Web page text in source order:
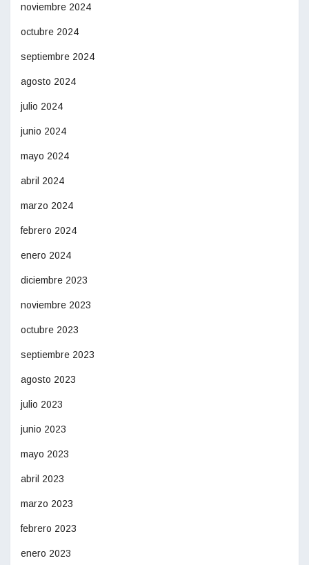
noviembre 2024
octubre 2024
septiembre 2024
agosto 2024
julio 2024
junio 2024
mayo 2024
abril 2024
marzo 2024
febrero 2024
enero 2024
diciembre 2023
noviembre 2023
octubre 2023
septiembre 2023
agosto 2023
julio 2023
junio 2023
mayo 2023
abril 2023
marzo 2023
febrero 2023
enero 2023